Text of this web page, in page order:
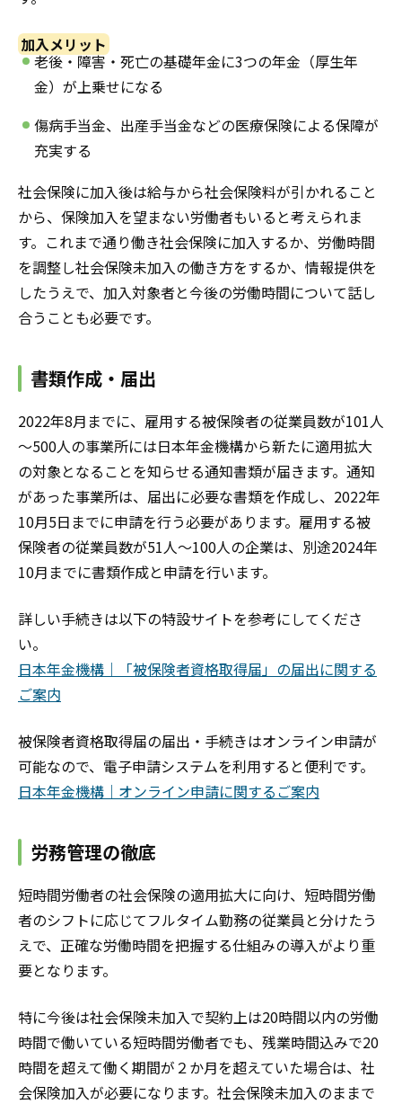
加入メリット
老後・障害・死亡の基礎年金に3つの年金（厚生年
金）が上乗せになる
傷病手当金、出産手当金などの医療保険による保障が
充実する
社会保険に加入後は給与から社会保険料が引かれること
から、保険加入を望まない労働者もいると考えられま
す。これまで通り働き社会保険に加入するか、労働時間
を調整し社会保険未加入の働き方をするか、情報提供を
したうえで、加入対象者と今後の労働時間について話し
合うことも必要です。
書類作成・届出
2022年8月までに、雇用する被保険者の従業員数が101人
～500人の事業所には日本年金機構から新たに適用拡大
の対象となることを知らせる通知書類が届きます。通知
があった事業所は、届出に必要な書類を作成し、2022年
10月5日までに申請を行う必要があります。雇用する被
保険者の従業員数が51人～100人の企業は、別途2024年
10月までに書類作成と申請を行います。
詳しい手続きは以下の特設サイトを参考にしてくださ
い。
日本年金機構｜「被保険者資格取得届」の届出に関する
ご案内
被保険者資格取得届の届出・手続きはオンライン申請が
可能なので、電子申請システムを利用すると便利です。
日本年金機構｜オンライン申請に関するご案内
労務管理の徹底
短時間労働者の社会保険の適用拡大に向け、短時間労働
者のシフトに応じてフルタイム勤務の従業員と分けたう
えで、正確な労働時間を把握する仕組みの導入がより重
要となります。
特に今後は社会保険未加入で契約上は20時間以内の労働
時間で働いている短時間労働者でも、残業時間込みで20
時間を超えて働く期間が２か月を超えていた場合は、社
会保険加入が必要になります。社会保険未加入のままで